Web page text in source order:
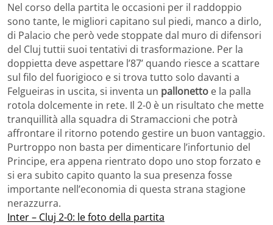
Nel corso della partita le occasioni per il raddoppio
sono tante, le migliori capitano sul piedi, manco a dirlo,
di Palacio che però vede stoppate dal muro di difensori
del Cluj tuttii suoi tentativi di trasformazione. Per la
doppietta deve aspettare l’87’ quando riesce a scattare
sul filo del fuorigioco e si trova tutto solo davanti a
Felgueiras in uscita, si inventa un pallonetto e la palla
rotola dolcemente in rete. Il 2-0 è un risultato che mette
tranquillità alla squadra di Stramaccioni che potrà
affrontare il ritorno potendo gestire un buon vantaggio.
Purtroppo non basta per dimenticare l’infortunio del
Principe, era appena rientrato dopo uno stop forzato e
si era subito capito quanto la sua presenza fosse
importante nell’economia di questa strana stagione
nerazzurra.
Inter – Cluj 2-0: le foto della partita